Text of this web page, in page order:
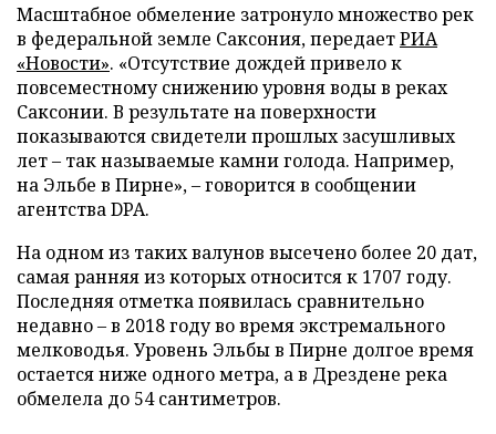
Масштабное обмеление затронуло множество рек
в федеральной земле Саксония, передаетРИА
«Новости». «Отсутствие дождей привело к
повсеместному снижению уровня воды в реках
Саксонии. В результате на поверхности
показываются свидетели прошлых засушливых
лет – так называемые камни голода. Например,
на Эльбе в Пирне», – говорится в сообщении
агентства DPA.
На одном из таких валунов высечено более 20 дат,
самая ранняя из которых относится к 1707 году.
Последняя отметка появилась сравнительно
недавно – в 2018 году во время экстремального
мелководья. Уровень Эльбы в Пирне долгое время
остается ниже одного метра, а в Дрездене река
обмелела до 54 сантиметров.